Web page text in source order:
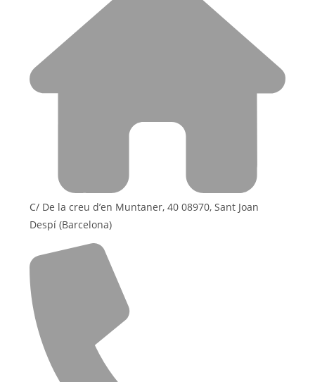
C/ De la creu d’en Muntaner, 40 08970, Sant Joan
Despí (Barcelona)